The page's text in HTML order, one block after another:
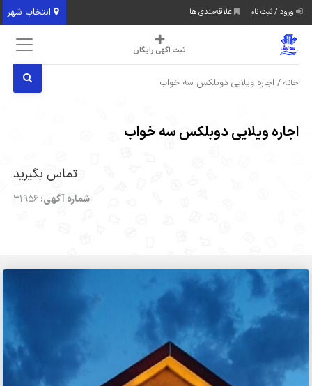
انتخاب شهر ورود / ثبت نام علاقه‌مندی ها
ثبت اگهی رایگان
خانه / اجاره ویلایی دوبلکس سه خواب
اجاره ویلایی دوبلکس سه خواب
تماس بگیرید
شماره آگهی:31956